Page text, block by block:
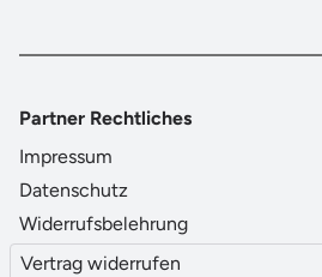
Partner Rechtliches
Impressum
Datenschutz
Widerrufsbelehrung
Vertrag widerrufen